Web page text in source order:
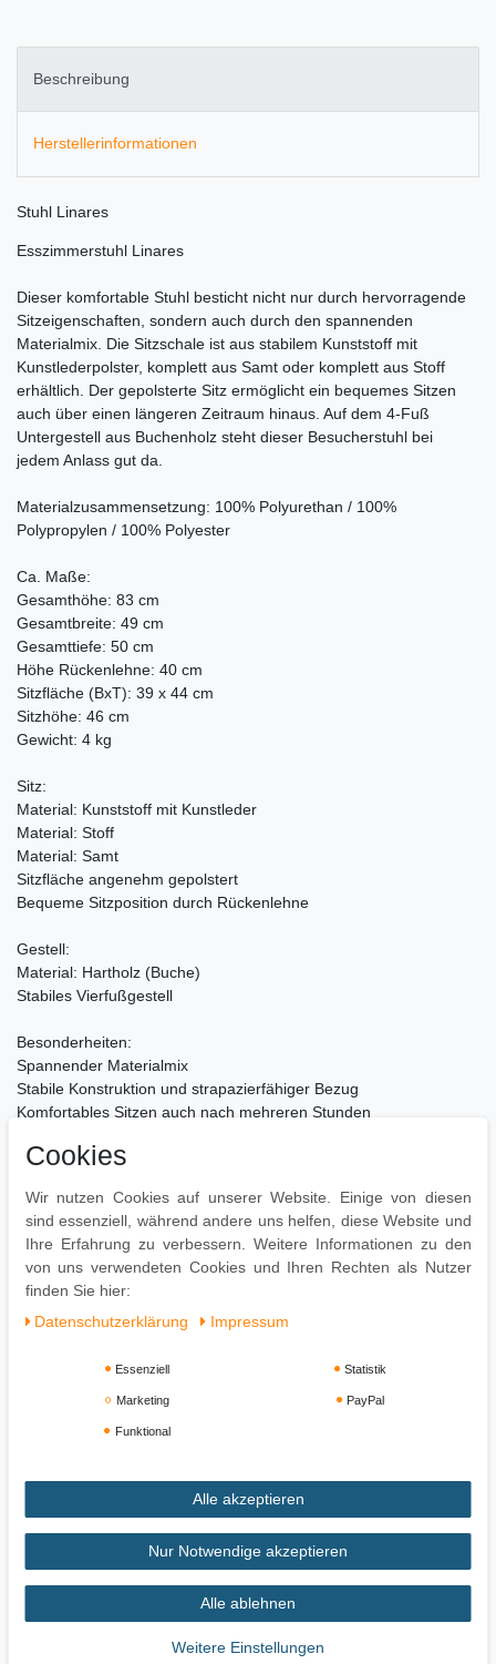
Beschreibung
Herstellerinformationen
Stuhl Linares
Esszimmerstuhl Linares
Dieser komfortable Stuhl besticht nicht nur durch hervorragende
Sitzeigenschaften, sondern auch durch den spannenden
Materialmix. Die Sitzschale ist aus stabilem Kunststoff mit
Kunstlederpolster, komplett aus Samt oder komplett aus Stoff
erhältlich. Der gepolsterte Sitz ermöglicht ein bequemes Sitzen
auch über einen längeren Zeitraum hinaus. Auf dem 4-Fuß
Untergestell aus Buchenholz steht dieser Besucherstuhl bei
jedem Anlass gut da.
Materialzusammensetzung: 100% Polyurethan / 100%
Polypropylen / 100% Polyester
Ca. Maße:
Gesamthöhe: 83 cm
Gesamtbreite: 49 cm
Gesamttiefe: 50 cm
Höhe Rückenlehne: 40 cm
Sitzfläche (BxT): 39 x 44 cm
Sitzhöhe: 46 cm
Gewicht: 4 kg
Sitz:
Material: Kunststoff mit Kunstleder
Material: Stoff
Material: Samt
Sitzfläche angenehm gepolstert
Bequeme Sitzposition durch Rückenlehne
Gestell:
Material: Hartholz (Buche)
Stabiles Vierfußgestell
Besonderheiten:
Spannender Materialmix
Stabile Konstruktion und strapazierfähiger Bezug
Komfortables Sitzen auch nach mehreren Stunden
Pflegehinweise:
Tuch reinigen
Zur Reinigung empfehlen wir ein mit lauwarmem Wasser
angefeuchtetes Baumwolltuch
Oberflächen nur mit geeignetem Aufsatz absaugen
Impressum Daten­schutz­erklärung AGB
Widerrufs­recht Vertrag widerrufen
Cookies
Wir nutzen Cookies auf unserer Website. Einige von diesen
sind essenziell, während andere uns helfen, diese Website und
Ihre Erfahrung zu verbessern. Weitere Informationen zu den
von uns verwendeten Cookies und Ihren Rechten als Nutzer
finden Sie hier:
Daten­schutz­erklärung
Impressum
Essenziell Statistik
Marketing PayPal
Funktional
Alle akzeptieren
Nur Notwendige akzeptieren
Alle ablehnen
Weitere Einstellungen